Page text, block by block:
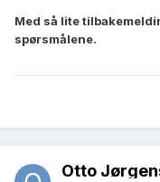
Med så lite
spørsmålene.
Otto